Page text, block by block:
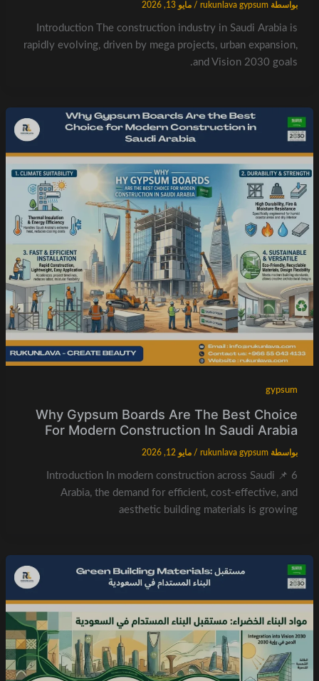
بواسطة rukunlava gypsum
/ مايو 13, 2026
Introduction The construction industry in Saudi Arabia is
rapidly evolving, driven by mega projects, urban expansion,
and Vision 2030 goals.
gypsum
Why Gypsum Boards Are The Best Choice
For Modern Construction In Saudi Arabia
بواسطة rukunlava gypsum
/ مايو 12, 2026
6 📌 Introduction In modern construction across Saudi
Arabia, the demand for efficient, cost-effective, and
aesthetic building materials is growing